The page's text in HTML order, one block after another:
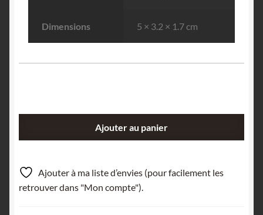
Dimensions 5 × 3.2 × 1.7 cm
&
Hématite,
Le
Ajouter au panier
Ajouter à ma liste d’envies (pour facilement les
retrouver dans "Mon compte").